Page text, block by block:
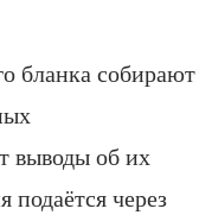
бланка собирают
выводы об их
через